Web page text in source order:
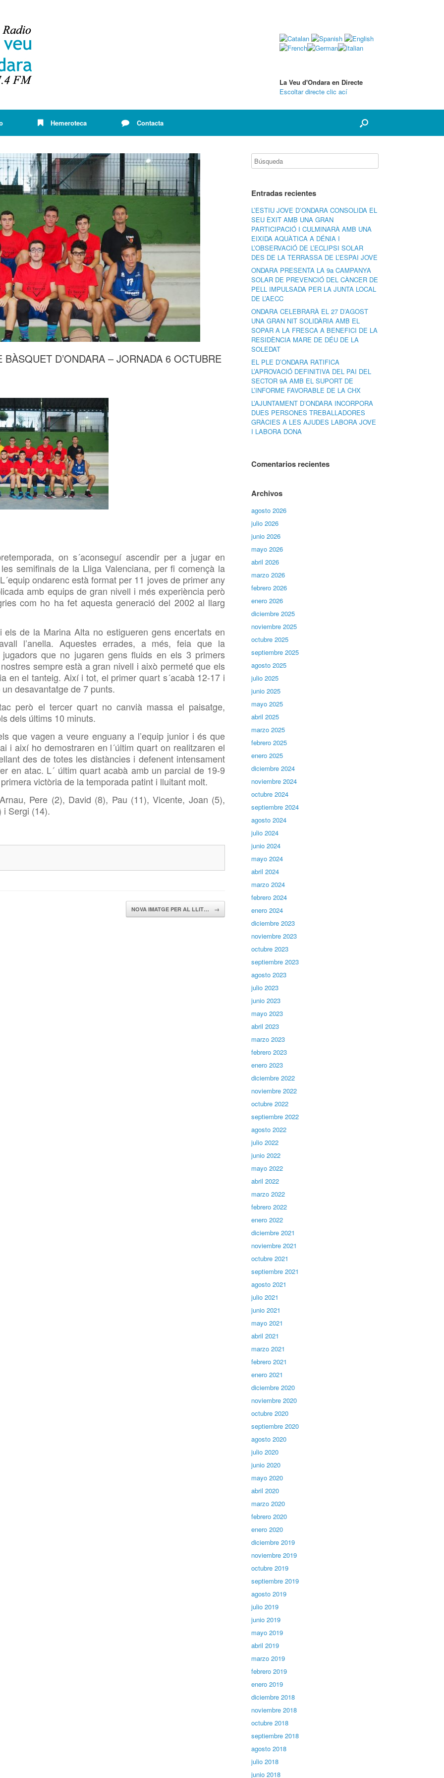
La Veu d'Ondara en Directe
Escoltar directe clic ací
Hemeroteca Contacta
D’ONDARA – JORNADA 6 OCTUBRE
on s´aconseguí ascendir per a jugar en
semifinals de la Lliga Valenciana, per fi començà la
ondarenc està format per 11 joves de primer any
amb equips de gran nivell i més experiència però
com ho ha fet aquesta generació del 2002 al llarg
de la Marina Alta no estigueren gens encertats en
l’anella. Aquestes errades, a més, feia que la
jugadors que no jugaren gens fluids en els 3 primers
sempre està a gran nivell i això permeté que els
en el tanteig. Així i tot, el primer quart s´acabà 12-17 i
desavantatge de 7 punts.
però el tercer quart no canvià massa el paisatge,
dels últims 10 minuts.
que vagen a veure enguany a l’equip junior i és que
i així ho demostraren en l´últim quart on realitzaren el
des de totes les distàncies i defenent intensament
en atac. L´ últim quart acabà amb un parcial de 19-9
victòria de la temporada patint i lluitant molt.
Pere (2), David (8), Pau (11), Vicente, Joan (5),
i Sergi (14).
NOVA IMATGE PER AL LLIT… →
Entradas recientes
L’ESTIU JOVE D’ONDARA CONSOLIDA EL
SEU ÈXIT AMB UNA GRAN
PARTICIPACIÓ I CULMINARÀ AMB UNA
EIXIDA AQUÀTICA A DÉNIA I
L’OBSERVACIÓ DE L’ECLIPSI SOLAR
DES DE LA TERRASSA DE L’ESPAI JOVE
ONDARA PRESENTA LA 9a CAMPANYA
SOLAR DE PREVENCIÓ DEL CÀNCER DE
PELL IMPULSADA PER LA JUNTA LOCAL
DE L’AECC
ONDARA CELEBRARÀ EL 27 D’AGOST
UNA GRAN NIT SOLIDÀRIA AMB EL
SOPAR A LA FRESCA A BENEFICI DE LA
RESIDÈNCIA MARE DE DÉU DE LA
SOLEDAT
EL PLE D’ONDARA RATIFICA
L’APROVACIÓ DEFINITIVA DEL PAI DEL
SECTOR 9A AMB EL SUPORT DE
L’INFORME FAVORABLE DE LA CHX
L’AJUNTAMENT D’ONDARA INCORPORA
DUES PERSONES TREBALLADORES
GRÀCIES A LES AJUDES LABORA JOVE
I LABORA DONA
Comentarios recientes
Archivos
agosto 2026
julio 2026
junio 2026
mayo 2026
abril 2026
marzo 2026
febrero 2026
enero 2026
diciembre 2025
noviembre 2025
octubre 2025
septiembre 2025
agosto 2025
julio 2025
junio 2025
mayo 2025
abril 2025
marzo 2025
febrero 2025
enero 2025
diciembre 2024
noviembre 2024
octubre 2024
septiembre 2024
agosto 2024
julio 2024
junio 2024
mayo 2024
abril 2024
marzo 2024
febrero 2024
enero 2024
diciembre 2023
noviembre 2023
octubre 2023
septiembre 2023
agosto 2023
julio 2023
junio 2023
mayo 2023
abril 2023
marzo 2023
febrero 2023
enero 2023
diciembre 2022
noviembre 2022
octubre 2022
septiembre 2022
agosto 2022
julio 2022
junio 2022
mayo 2022
abril 2022
marzo 2022
febrero 2022
enero 2022
diciembre 2021
noviembre 2021
octubre 2021
septiembre 2021
agosto 2021
julio 2021
junio 2021
mayo 2021
abril 2021
marzo 2021
febrero 2021
enero 2021
diciembre 2020
noviembre 2020
octubre 2020
septiembre 2020
agosto 2020
julio 2020
junio 2020
mayo 2020
abril 2020
marzo 2020
febrero 2020
enero 2020
diciembre 2019
noviembre 2019
octubre 2019
septiembre 2019
agosto 2019
julio 2019
junio 2019
mayo 2019
abril 2019
marzo 2019
febrero 2019
enero 2019
diciembre 2018
noviembre 2018
octubre 2018
septiembre 2018
agosto 2018
julio 2018
junio 2018